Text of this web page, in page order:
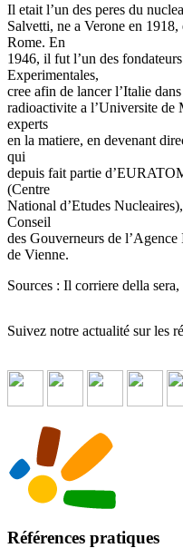
Il etait l’un des peres du
Salvetti, ne a Verone en
Rome. En
1946, il fut l’un des
Experimentales,
cree afin de lancer l’Italie
radioactivite a l’Universite de
experts
en la matiere, en devenant
qui
depuis fait partie
(Centre
National d’Etudes
Conseil
des Gouverneurs de
de Vienne.
Sources : Il corriere della
Suivez notre actualité sur les
Références pratiques